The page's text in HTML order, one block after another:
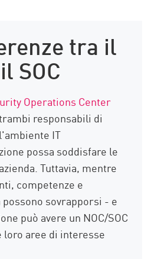
tra il
SOC
Operations Center
responsabili di
IT
possa soddisfare le
Tuttavia, mentre
competenze e
sovrapporsi - e
può avere un NOC/SOC
loro aree di interesse